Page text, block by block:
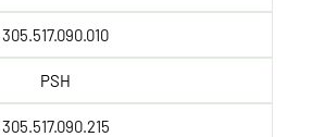
305.517.090.010
PSH
305.517.090.215